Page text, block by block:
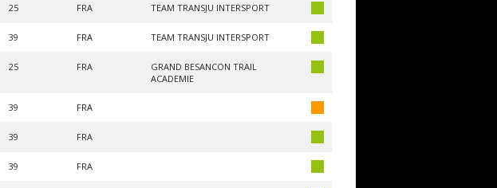
25 FRA TEAM TRANSJU INTERSPORT
39 FRA TEAM TRANSJU INTERSPORT
25 FRA
GRAND BESANCON TRAIL
ACADEMIE
39 FRA
39 FRA
39 FRA